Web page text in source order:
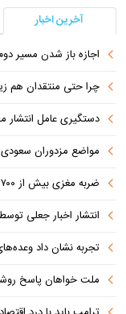
آخرین اخبار
اجازه باز شدن مسیر
چرا حتی منتقدان هم
دستگیری عامل انتشار
مواضع مزدوران
ضربه مغزی بیش از ۷۰۰ نظامی آمریکایی در حملات ایران
انتشار اخبار جعلی
تجربه نشان داد
ملت خواهان پاسخ